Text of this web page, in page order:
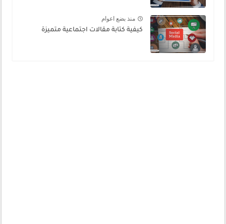
منذ بضع اعوام
كيفية كتابة مقالات اجتماعية متميزة